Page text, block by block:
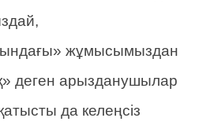
жұмысымыздан
деген арызданушылар
да келеңсіз